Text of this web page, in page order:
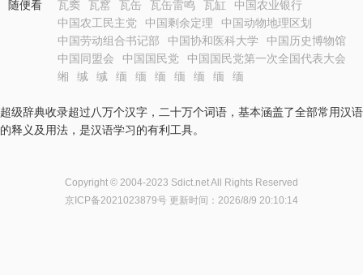
随便看
瓦窦
瓦窰 瓦缶 瓦缶雷鸣 瓦缸
中国农业银行
中国农工民主党
中国剩余定理
中国动物地理区划
中国劳动组合书记部
中国协和医科大学
中国历史博物馆
中国同盟会
中国国民党
中国国民党第一次全国代表大会
缃
缄 缄 缅 缅 缅 缅 缅 缅 缅
超级辞典收录超过八万个汉字，二十万个词语，基本涵盖了全部常用汉语
的释义及用法，是汉语学习的有利工具。
Copyright © 2004-2023 Sdict.net All Rights Reserved
京ICP备2021023879号 更新时间：2026/8/9 20:10:14